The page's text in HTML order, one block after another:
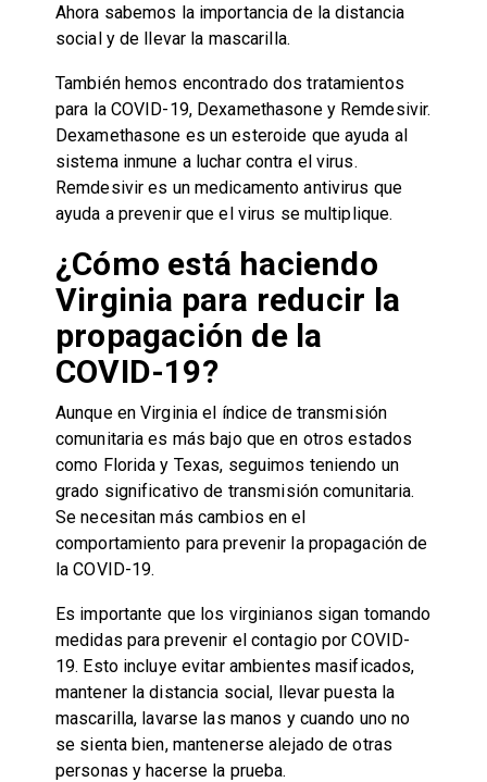
Ahora sabemos la importancia de la distancia
social y de llevar la mascarilla.
También hemos encontrado dos tratamientos
para la COVID-19, Dexamethasone y Remdesivir.
Dexamethasone es un esteroide que ayuda al
sistema inmune a luchar contra el virus.
Remdesivir es un medicamento antivirus que
ayuda a prevenir que el virus se multiplique.
¿Cómo está haciendo
Virginia para reducir la
propagación de la
COVID-19?
Aunque en Virginia el índice de transmisión
comunitaria es más bajo que en otros estados
como Florida y Texas, seguimos teniendo un
grado significativo de transmisión comunitaria.
Se necesitan más cambios en el
comportamiento para prevenir la propagación de
la COVID-19.
Es importante que los virginianos sigan tomando
medidas para prevenir el contagio por COVID-
19. Esto incluye evitar ambientes masificados,
mantener la distancia social, llevar puesta la
mascarilla, lavarse las manos y cuando uno no
se sienta bien, mantenerse alejado de otras
personas y hacerse la prueba.